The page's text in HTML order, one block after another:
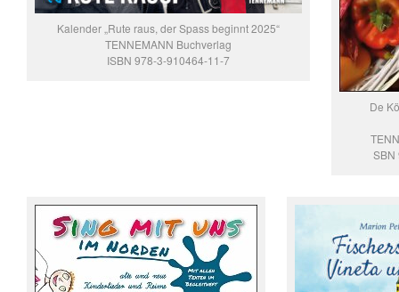
Kalender „Rute raus, der Spass beginnt 2025“
TENNEMANN Buchverlag
ISBN 978-3-910464-11-7
De
SBN